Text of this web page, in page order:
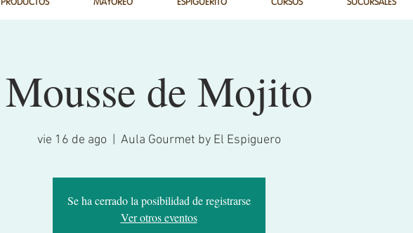
Mousse de Mojito
vie 16 de ago Aula Gourmet by El Espiguero
Se ha cerrado la posibilidad de registrarse
Ver otros eventos